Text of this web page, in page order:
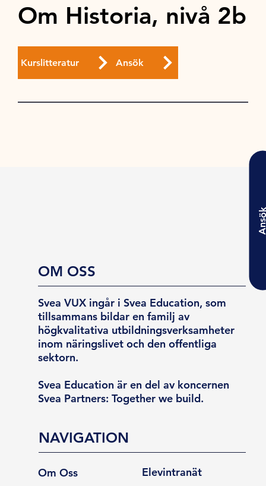
Om Historia, nivå 2b
Kurslitteratur Ansök
OM OSS
Svea VUX ingår i Svea Education, som
tillsammans bildar en familj av
högkvalitativa utbildningsverksamheter
inom näringslivet och den offentliga
sektorn.
Svea Education är en del av koncernen
Svea Partners: Together we build.
NAVIGATION
Om Oss Elevintranät